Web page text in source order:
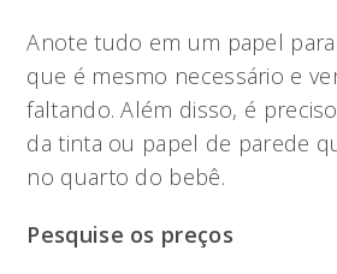
Anote tudo em um papel
que é mesmo necessário e
faltando. Além disso, é
da tinta ou papel de parede
no quarto do bebê.
Pesquise os preços